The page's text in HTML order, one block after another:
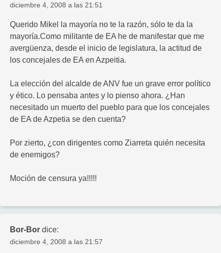
diciembre 4, 2008 a las 21:51
Querido Mikel la mayoría no te la razón, sólo te da la
mayoría.Como militante de EA he de manifestar que me
avergüenza, desde el inicio de legislatura, la actitud de
los concejales de EA en Azpeitia.
La elección del alcalde de ANV fue un grave error político
y ético. Lo pensaba antes y lo pienso ahora. ¿Han
necesitado un muerto del pueblo para que los concejales
de EA de Azpetia se den cuenta?
Por zierto, ¿con dirigentes como Ziarreta quién necesita
de enemigos?
Moción de censura ya!!!!!
Bor-Bor dice:
diciembre 4, 2008 a las 21:57